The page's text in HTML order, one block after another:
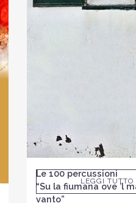
Le 100 percussioni
“Su la fiumana ove ’l
vanto”
LEGGI TUTTO